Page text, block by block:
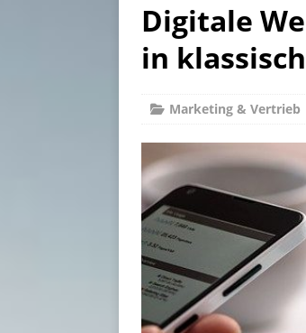
Digitale
in
Marketing & Vertrieb